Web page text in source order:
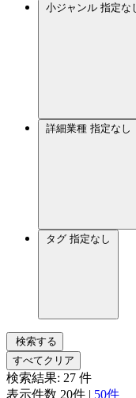
小ジャンル 指定な
詳細業種 指定なし
タグ 指定なし
検索する
すべてクリア
検索結果: 27 件
表示件数 20件 | 50件